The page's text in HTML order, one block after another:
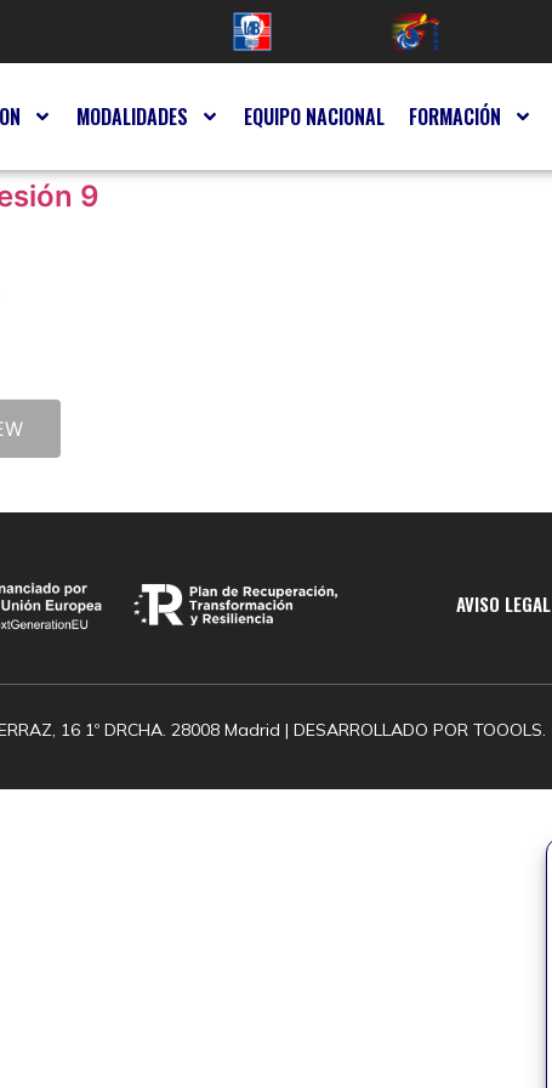
MODALIDADES EQUIPO NACIONAL FORMACIÓN
9
AVISO LEGAL
16 1º DRCHA. 28008 Madrid | DESARROLLADO POR TOOOLS.